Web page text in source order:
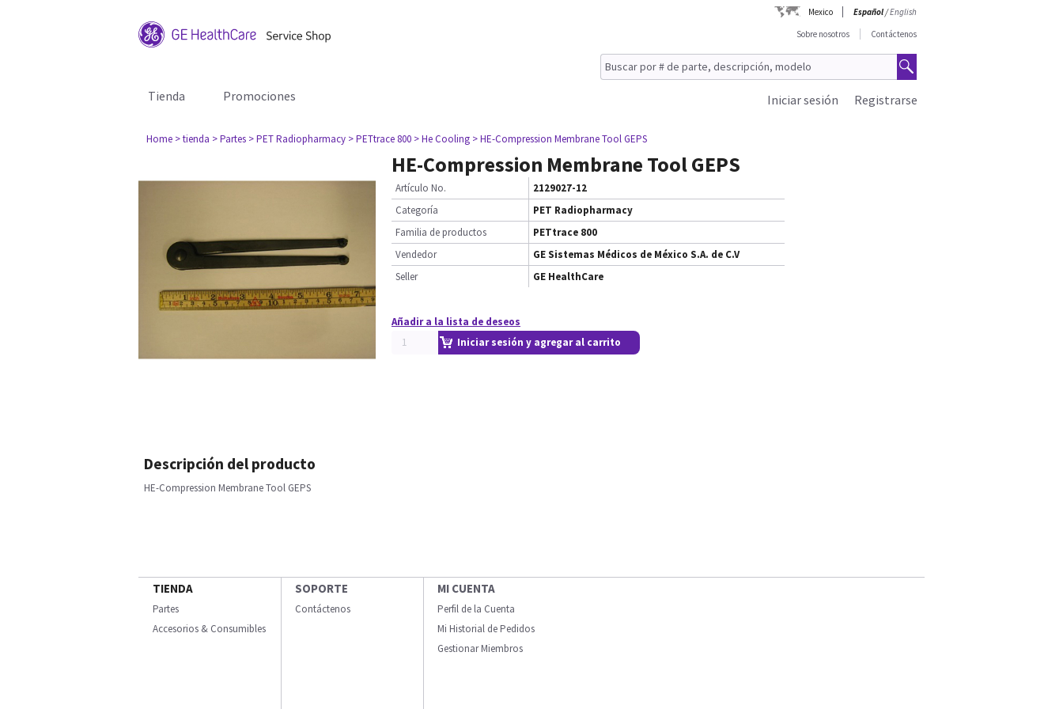
Mexico Español/English
Sobre nosotros
Contáctenos
Tienda Promociones Registrarse
Iniciar sesión
Home > tienda > Partes > PET Radiopharmacy > PETtrace 800 > He Cooling > HE-Compression Membrane Tool GEPS
HE-Compression Membrane Tool GEPS
Artículo No.
2129027-12
Categoría
PET Radiopharmacy
Familia de productos
PETtrace 800
Vendedor
GE Sistemas Médicos de México S.A. de C.V
Seller
GE HealthCare
Añadir a la lista de deseos
Iniciar sesión y agregar al carrito
Descripción del producto
HE-Compression Membrane Tool GEPS
TIENDA
Partes
Accesorios & Consumibles
SOPORTE
Contáctenos
MI CUENTA
Perfil de la Cuenta
Mi Historial de Pedidos
Gestionar Miembros